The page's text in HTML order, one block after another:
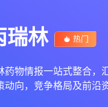
品立项评估及管线规划
产业/行业调研
资决策与交易估值
度分析
政策法规
融资
时讯
据，为您提供全面的市场
王中健
瑞林 热门
药物情报一站式整合，
动向，竞争格局及前沿